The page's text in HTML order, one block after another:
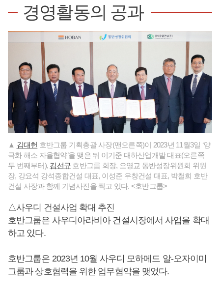
경영활동의 공과
▲ 김대헌 호반그룹 기획총괄 사장(맨오른쪽)이 2023년 11월3일 ‘양
극화 해소 자율협약’을 맺은 뒤 이기준 대하산업개발 대표(오른쪽
두 번째부터), 김선규 호반그룹 회장, 오영교 동반성장위원회 위원
장, 강요석 강석종합건설 대표, 이성준 우창건설 대표, 박철희 호반
건설 사장과 함께 기념사진을 찍고 있다. <호반그룹>
△사우디 건설사업 확대 추진
호반그룹은 사우디아라비아 건설시장에서 사업을 확대
하고 있다.
호반그룹은 2023년 10월 사우디 모하메드 알-오자이미
그룹과 상호협력을 위한 업무협약을 맺었다.